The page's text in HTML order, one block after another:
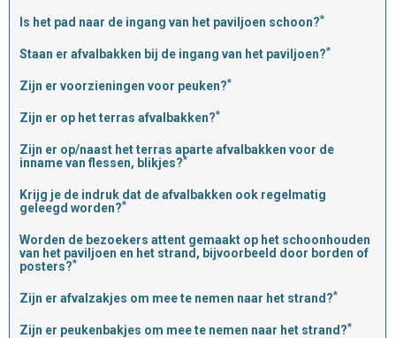
Is het pad naar de ingang van het paviljoen schoon?*
Staan er afvalbakken bij de ingang van het paviljoen?*
Zijn er voorzieningen voor peuken?*
Zijn er op het terras afvalbakken?*
Zijn er op/naast het terras aparte afvalbakken voor de
inname van flessen, blikjes?*
Krijg je de indruk dat de afvalbakken ook regelmatig
geleegd worden?*
Worden de bezoekers attent gemaakt op het schoonhouden
van het paviljoen en het strand, bijvoorbeeld door borden of
posters?*
Zijn er afvalzakjes om mee te nemen naar het strand?*
Zijn er peukenbakjes om mee te nemen naar het strand?*